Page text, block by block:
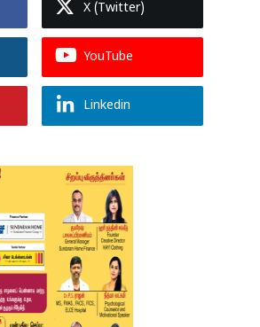
X (Twitter)
YouTube
Linkedin